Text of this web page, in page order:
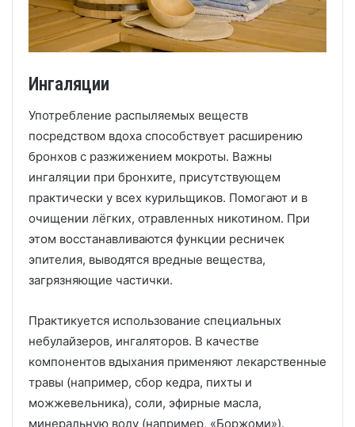
Ингаляции
Употребление распыляемых веществ
посредством вдоха способствует расширению
бронхов с разжижением мокроты. Важны
ингаляции при бронхите, присутствующем
практически у всех курильщиков. Помогают и в
очищении лёгких, отравленных никотином. При
этом восстанавливаются функции ресничек
эпителия, выводятся вредные вещества,
загрязняющие частички.
Практикуется использование специальных
небулайзеров, ингаляторов. В качестве
компонентов вдыхания применяют лекарственные
травы (например, сбор кедра, пихты и
можжевельника), соли, эфирные масла,
минеральную воду (например, «Боржоми»).